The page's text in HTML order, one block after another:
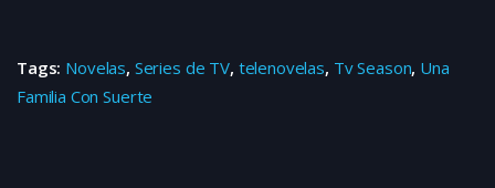
Tags: Novelas, Series de TV, telenovelas, Tv Season, Una
Familia Con Suerte